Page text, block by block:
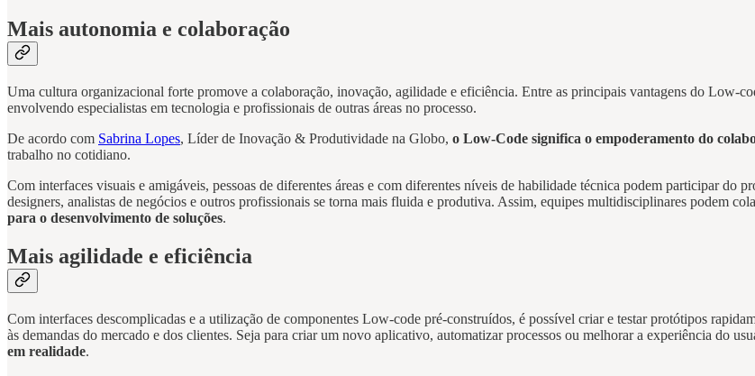
Mais autonomia e colaboração
Uma cultura organizacional forte promove a colaboração, inovação, agilidade e eficiência. Entre as principais vantagens do Low-
envolvendo especialistas em tecnologia e profissionais de outras áreas no processo.
De acordo com Sabrina Lopes, Líder de Inovação & Produtividade na Globo, o Low-Code significa o empoderamento do
trabalho no cotidiano.
Com interfaces visuais e amigáveis, pessoas de diferentes áreas e com diferentes níveis de habilidade técnica podem participar do
designers, analistas de negócios e outros profissionais se torna mais fluida e produtiva. Assim, equipes multidisciplinares podem
para o desenvolvimento de soluções.
Mais agilidade e eficiência
Com interfaces descomplicadas e a utilização de componentes Low-code pré-construídos, é possível criar e testar protótipos
às demandas do mercado e dos clientes. Seja para criar um novo aplicativo, automatizar processos ou melhorar a experiência do
em realidade.